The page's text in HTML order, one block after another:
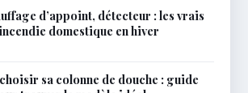
d’appoint, détecteur : les vrais
domestique en hiver
sa colonne de douche : guide